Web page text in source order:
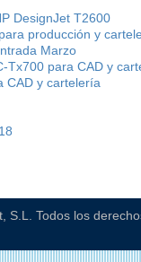
DesignJet T2600
producción y
Marzo
Tx700 para CAD y
CAD y cartelería
S.L. Todos los